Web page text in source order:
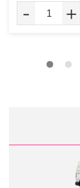
- +